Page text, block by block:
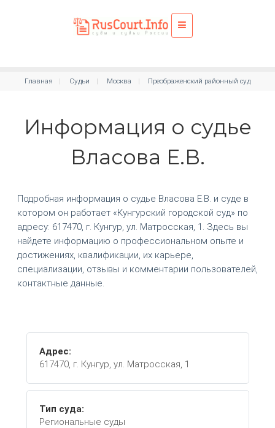
Главная Судьи Москва Преображенский районный суд
Информация о судье
Власова Е.В.
Подробная информация о судье Власова Е.В. и суде в
котором он работает «Кунгурский городской суд» по
адресу: 617470, г. Кунгур, ул. Матросская, 1. Здесь вы
найдете информацию о профессиональном опыте и
достижениях, квалификации, их карьере,
специализации, отзывы и комментарии пользователей,
контактные данные.
Адрес:
617470, г. Кунгур, ул. Матросская, 1
Тип суда:
Региональные суды